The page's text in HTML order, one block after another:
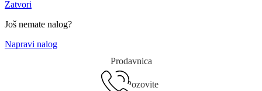
Zatvori
Još nemate nalog?
Napravi nalog
Prodavnica
Pozovite